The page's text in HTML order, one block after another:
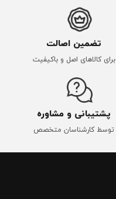
تضمین اصالت
برای کالاهای اصل و باکیفیت
پشتیبانی و مشاوره
توسط کارشناسان متخصص